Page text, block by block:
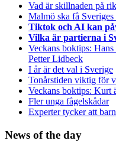
Vad är skillnaden på
Malmö ska få Sveriges
Tiktok och AI kan
Vilka är partierna i
Veckans boktips:
Petter Lidbeck
I år är det val i Sverige
Tonårstiden viktig för
Veckans boktips: Kurt
Fler unga fågelskådar
Experter tycker att
News of the day